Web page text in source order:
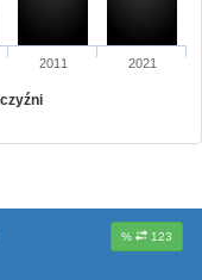
2011 2021
% 123